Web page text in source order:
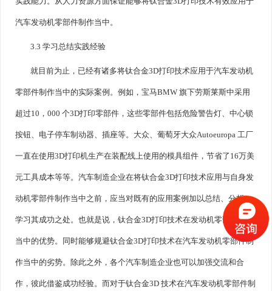
汽车发动机零部件制作当中。
3.3 学习总结实践经验
就目前为止，已经有诸多将钛合金3D打印技术应用于汽车发动机
零部件制作当中的实际案例。例如，宝马BMW 旗下劳斯莱斯中采用
超过10，000 个3D打印零部件，这些零部件包括危险警告灯、中心锁
按钮、电子停车制动器、插座等。大众、葡萄牙大众Autoeuropa 工厂
一直在使用3D打印机生产在装配线上使用的模具组件，节省了16万美
元工具成本等等。汽车制造企业在将钛合金3D打印技术应用与自身发
动机零部件制作当中之前，应当对既有的应用案例加以总结、分析，
学习其成功之处。也就是说，钛合金3D打印技术在发动机零部件制作
当中的优势。同时能够规避钛合金3D打印技术在汽车发动机零部件制
作当中的劣势。除此之外，各个汽车制造企业也可以加强交流和合
作，彼此借鉴成功经验。而对于钛合金3D 技术在汽车发动机零部件制